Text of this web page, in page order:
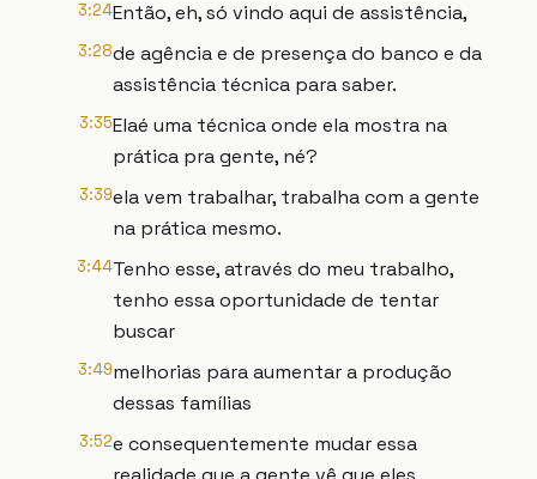
3:24Então, eh, só vindo aqui de assistência,
3:28de agência e de presença do banco e da
assistência técnica para saber.
3:35Elaé uma técnica onde ela mostra na
prática pra gente, né?
3:39ela vem trabalhar, trabalha com a gente
na prática mesmo.
3:44Tenho esse, através do meu trabalho,
tenho essa oportunidade de tentar
buscar
3:49melhorias para aumentar a produção
dessas famílias
3:52e consequentemente mudar essa